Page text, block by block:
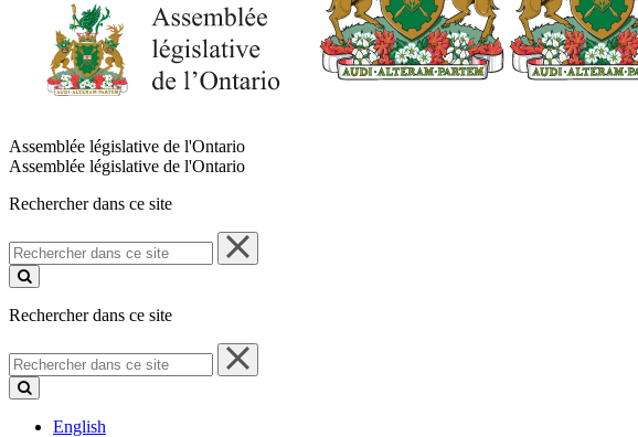
Assemblée législative de l'Ontario
Assemblée législative de l'Ontario
Rechercher dans ce site
Rechercher
dans
ce
Rechercher dans ce site
Rechercher
dans
ce
English